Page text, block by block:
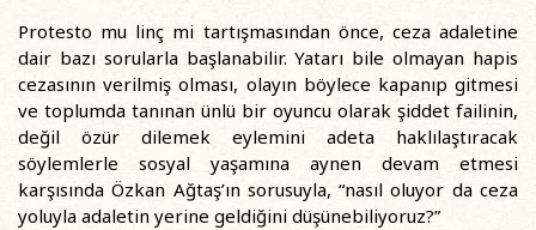
Protesto mu linç mi tartışmasından önce, ceza adaletine
dair bazı sorularla başlanabilir. Yatarı bile olmayan hapis
cezasının verilmiş olması, olayın böylece kapanıp gitmesi
ve toplumda tanınan ünlü bir oyuncu olarak şiddet failinin,
değil özür dilemek eylemini adeta haklılaştıracak
söylemlerle sosyal yaşamına aynen devam etmesi
karşısında Özkan Ağtaş’ın sorusuyla, “nasıl oluyor da ceza
yoluyla adaletin yerine geldiğini düşünebiliyoruz?”